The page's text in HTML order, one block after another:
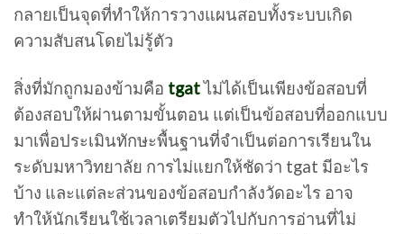
กลายเป็นจุดที่ทำให้การวางแผนสอบทั้งระบบเกิด
ความสับสนโดยไม่รู้ตัว
สิ่งที่มักถูกมองข้ามคือ tgatไม่ได้เป็นเพียงข้อสอบที่
ต้องสอบให้ผ่านตามขั้นตอน แต่เป็นข้อสอบที่ออกแบบ
มาเพื่อประเมินทักษะพื้นฐานที่จำเป็นต่อการเรียนใน
ระดับมหาวิทยาลัย การไม่แยกให้ชัดว่า tgat มีอะไร
บ้าง และแต่ละส่วนของข้อสอบกำลังวัดอะไร อาจ
ทำให้นักเรียนใช้เวลาเตรียมตัวไปกับการอ่านที่ไม่